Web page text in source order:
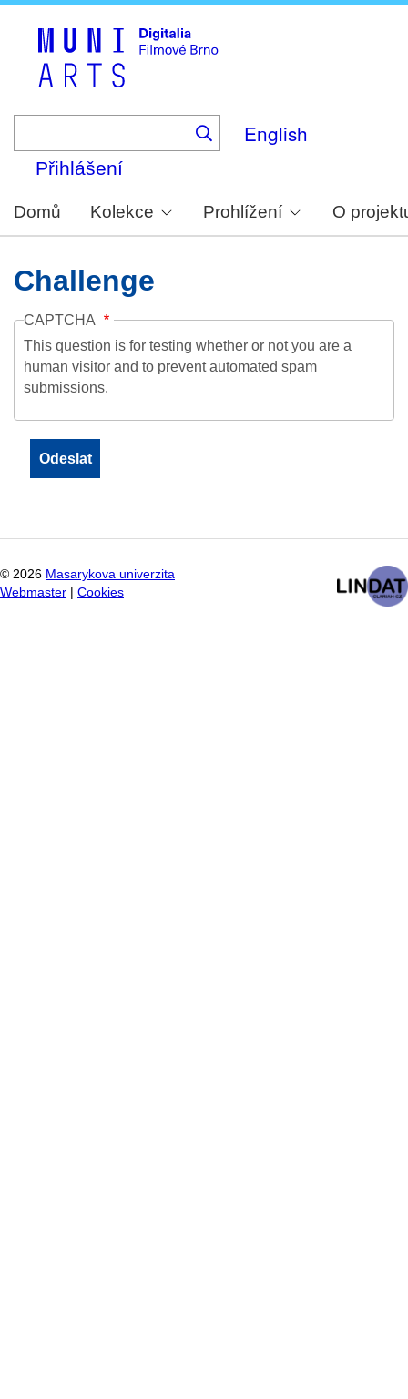
English
Přihlášení
Domů Kolekce Prohlížení O
Challenge
CAPTCHA
This question is for testing whether or not you are a
human visitor and to prevent automated spam
submissions.
© 2026 Masarykova univerzita
Webmaster
Cookies